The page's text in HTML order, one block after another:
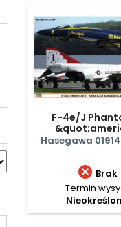
F-4e/J
Hasegawa
 Brak
Termin